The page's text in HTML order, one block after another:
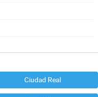
Ciudad Real